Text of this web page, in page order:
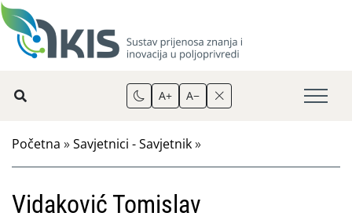
A+ A−
Početna »Savjetnici - Savjetnik»
Vidaković Tomislav